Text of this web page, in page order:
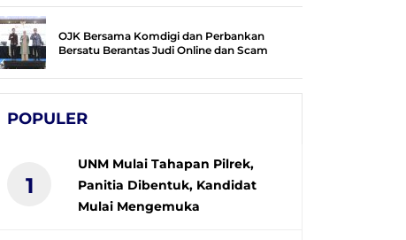
OJK Bersama Komdigi dan Perbankan
Bersatu Berantas Judi Online dan Scam
POPULER
1
UNM Mulai Tahapan Pilrek,
Panitia Dibentuk, Kandidat
Mulai Mengemuka